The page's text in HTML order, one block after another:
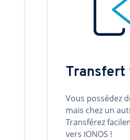
Transfert
Vous possédez
mais chez un
Transférez
vers IONOS !